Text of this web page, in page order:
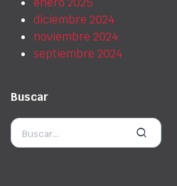
diciembre 2024
noviembre 2024
septiembre 2024
Buscar